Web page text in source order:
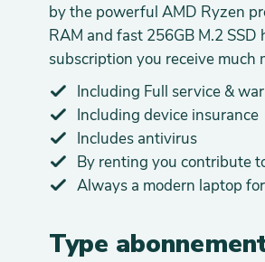
by the powerful AMD Ryzen
RAM and fast 256GB M.2
subscription you receive much
Including Full service &
Including device insurance
Includes antivirus
By renting you contribute
Always a modern laptop
Type